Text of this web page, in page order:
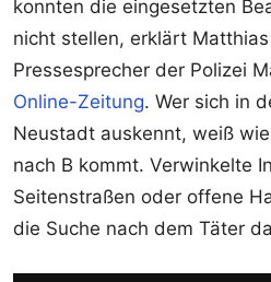
konnten die eingesetzten
nicht stellen, erklärt
Pressesprecher der Polizei
Online-Zeitung. Wer sich in
Neustadt auskennt, weiß
nach B kommt. Verwinkelte
Seitenstraßen oder offene
die Suche nach dem Täter